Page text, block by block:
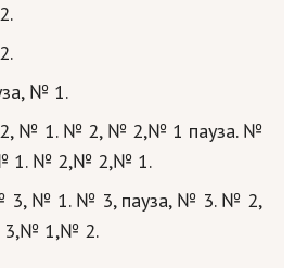
№ 1.
№ 1. № 2, № 2,№ 1 пауза. №
1. № 2,№ 2,№ 1.
3, № 1. № 3, пауза, № 3. № 2,
3,№ 1,№ 2.